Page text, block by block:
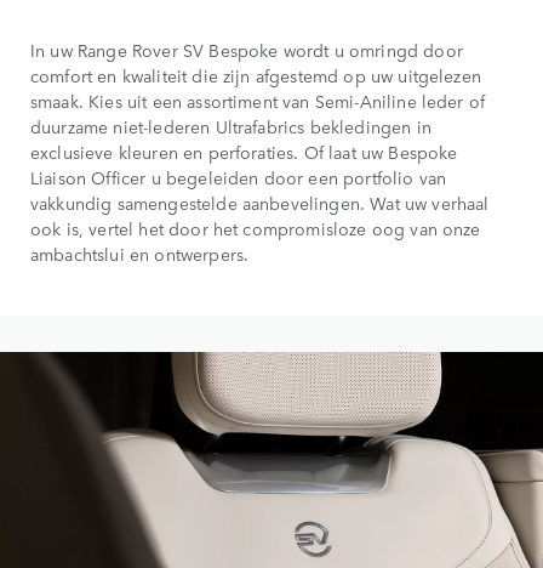
In uw Range Rover SV Bespoke wordt u omringd door
comfort en kwaliteit die zijn afgestemd op uw uitgelezen
smaak. Kies uit een assortiment van Semi-Aniline leder of
duurzame niet-lederen Ultrafabrics bekledingen in
exclusieve kleuren en perforaties. Of laat uw Bespoke
Liaison Officer u begeleiden door een portfolio van
vakkundig samengestelde aanbevelingen. Wat uw verhaal
ook is, vertel het door het compromisloze oog van onze
ambachtslui en ontwerpers.